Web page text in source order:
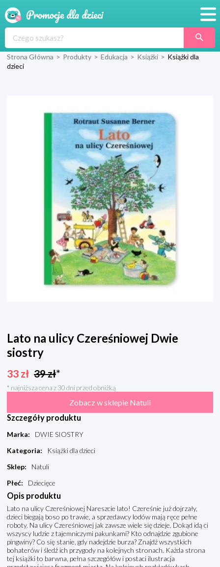
Produkty
Wyprawka
Strona Główna > Produkty > Edukacja > Książki > Książki dla
dzieci
Lato na ulicy Czereśniowej Dwie
siostry
33 zł 39zł*
* najniższa cena z 30 dni przed obniżką
Zobacz w sklepie Natuli
Szczegóły produktu
Marka:
DWIE SIOSTRY
Kategoria:
Książki dla dzieci
Sklep:
Natuli
Płeć: Dziecięce
Opis produktu
Lato na ulicy Czereśniowej Nareszcie lato! Czereśnie już dojrzały,
dzieci biegają boso po trawie, a sprzedawcy lodów mają ręce pełne
roboty. Na ulicy Czereśniowej jak zawsze wiele się dzieje. Dokąd idą ci
wszyscy ludzie z tajemniczymi pakunkami? Kto odnajdzie zgubione
pingwiny? Co się stanie, gdy nadejdzie burza? Znajdź wszystkich
bohaterów i śledź ich przygody na kolejnych stronach. Każda strona
tej książki to barwna, pełna szczegółów i postaci ilustracja